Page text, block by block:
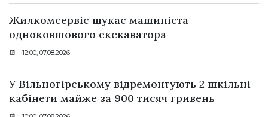
Жилкомсервіс шукає машиніста
одноковшового екскаватора
12:00, 07.08.2026
У Вільногірському відремонтують 2 шкільні
кабінети майже за 900 тисяч гривень